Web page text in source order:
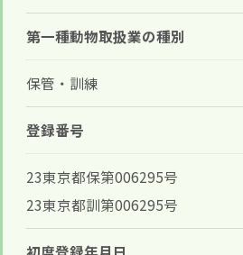
第一種動物取扱業の種別
保管・訓練
登録番号
23東京都保第006295号
23東京都訓第006295号